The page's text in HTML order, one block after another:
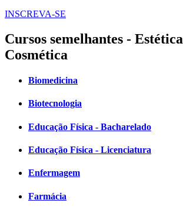
INSCREVA-SE
Cursos semelhantes -
Cosmética
Biomedicina
Biotecnologia
Educação Física - Bacharelado
Educação Física - Licenciatura
Enfermagem
Farmácia